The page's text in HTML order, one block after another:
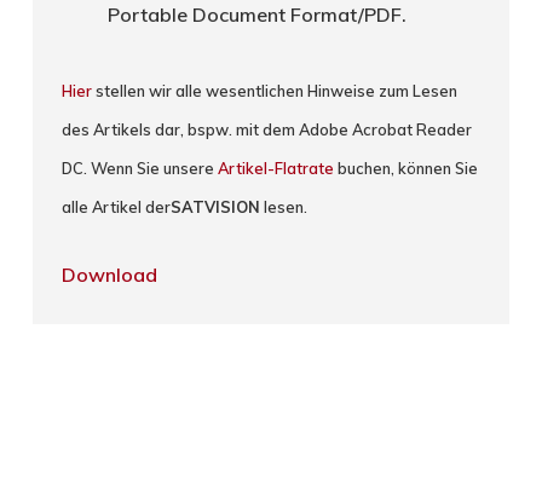
Portable Document Format/PDF.
Hierstellen wir alle wesentlichen Hinweise zum Lesen
des Artikels dar, bspw. mit dem Adobe Acrobat Reader
DC. Wenn Sie unsereArtikel-Flatrate buchen, können Sie
alle Artikel derSATVISION lesen.
Download